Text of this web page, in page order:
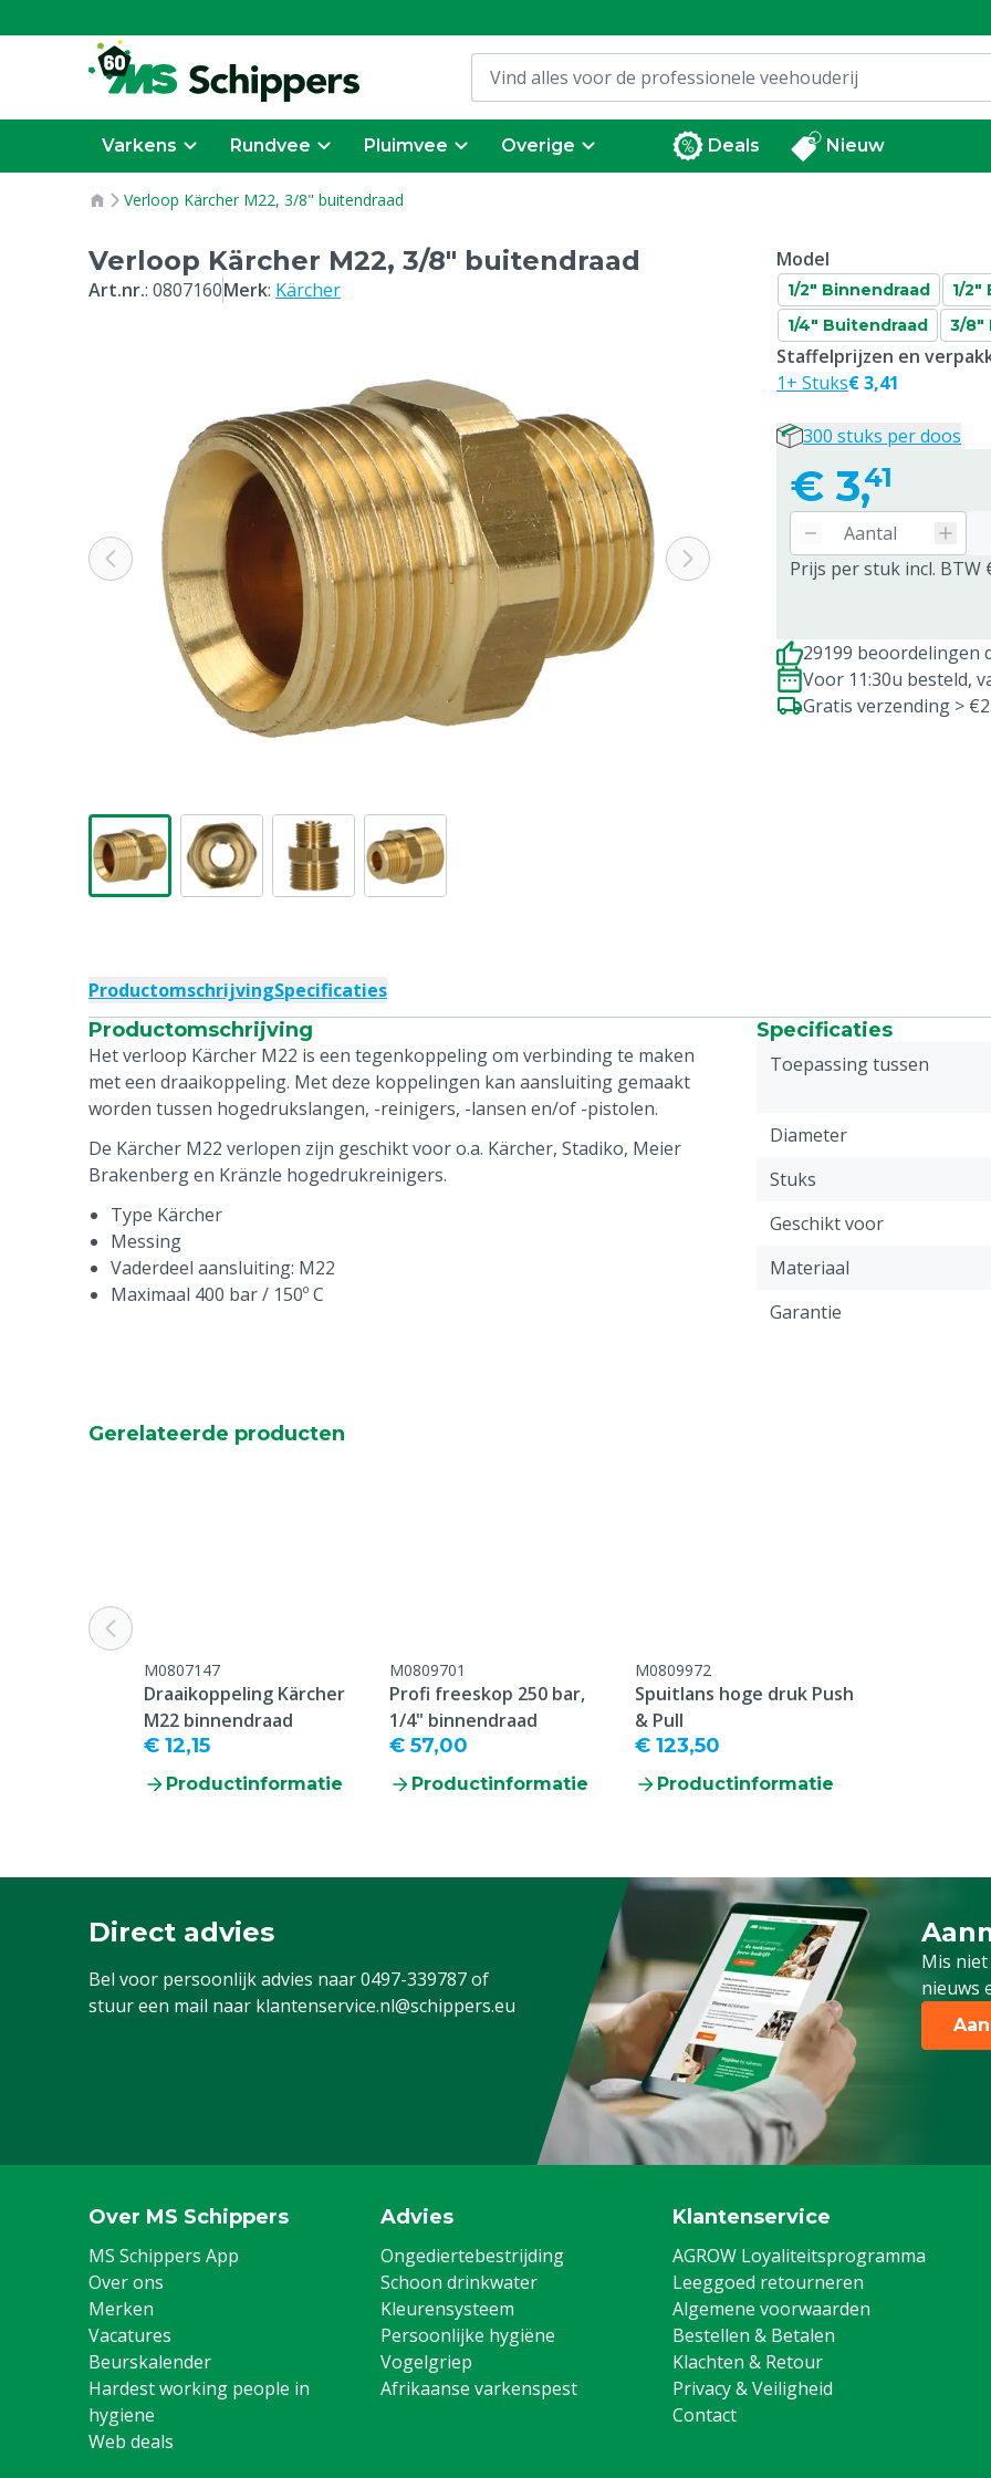
Varkens Rundvee Pluimvee Overige Deals Nieuw
Verloop Kärcher M22, 3/8" buitendraad
Verloop Kärcher M22, 3/8" buitendraad
Art.nr.: 0807160Merk: Kärcher
Model
1/2" Binnendraad 1/2"
1/4" Buitendraad
3/8"
€3,41
Prijs per stuk incl. BTW
Staffelprijzen en
1+ Stuks€ 3,41
300 stuks per doos
29199 beoordelingen
Voor 11:30u besteld,
Gratis verzending >
ProductomschrijvingSpecificaties
Productomschrijving
Het verloop Kärcher M22 is een tegenkoppeling om verbinding te maken
met een draaikoppeling. Met deze koppelingen kan aansluiting gemaakt
worden tussen hogedrukslangen, -reinigers, -lansen en/of -pistolen.
De Kärcher M22 verlopen zijn geschikt voor o.a. Kärcher, Stadiko, Meier
Brakenberg en Kränzle hogedrukreinigers.
Type Kärcher
Messing
Vaderdeel aansluiting: M22
Maximaal 400 bar / 150º C
Specificaties
Toepassing tussen
Diameter
Stuks
Geschikt voor
Materiaal
Garantie
Gerelateerde producten
M0807147
Draaikoppeling Kärcher
M22 binnendraad
€ 12,15
Productinformatie
M0809701
Profi freeskop 250 bar,
1/4" binnendraad
€ 57,00
Productinformatie
M0809972
Spuitlans hoge druk Push
& Pull
€ 123,50
Productinformatie
Direct advies
Bel voor persoonlijk advies naar0497-339787of
stuur een mail naar klantenservice.nl@schippers.eu
Mis
nieuws
Schrijf
Over MS Schippers
MS Schippers App
Over ons
Merken
Vacatures
Beurskalender
Hardest working people in
hygiene
Web deals
Advies
Ongediertebestrijding
Schoon drinkwater
Kleurensysteem
Persoonlijke hygiëne
Vogelgriep
Afrikaanse varkenspest
Klantenservice
AGROW Loyaliteitsprogramma
Leeggoed retourneren
Algemene voorwaarden
Bestellen & Betalen
Klachten & Retour
Privacy & Veiligheid
Contact